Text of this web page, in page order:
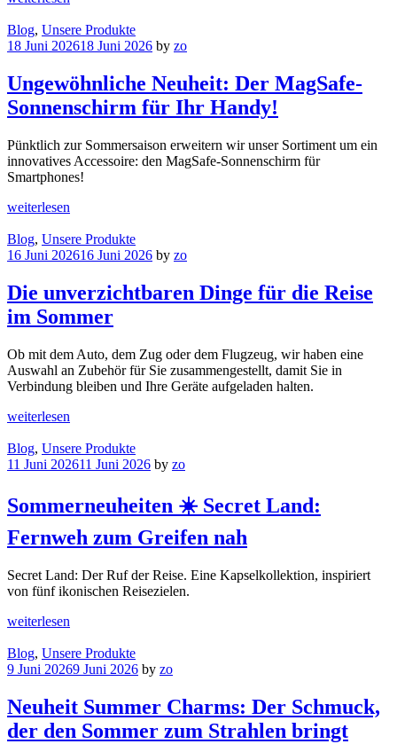
Blog, Unsere Produkte
18 Juni 202618 Juni 2026 by zo
Ungewöhnliche Neuheit: Der MagSafe-
Sonnenschirm für Ihr Handy!
Pünktlich zur Sommersaison erweitern wir unser Sortiment um ein
innovatives Accessoire: den MagSafe-Sonnenschirm für
Smartphones!
weiterlesen
Blog, Unsere Produkte
16 Juni 202616 Juni 2026 by zo
Die unverzichtbaren Dinge für die Reise
im Sommer
Ob mit dem Auto, dem Zug oder dem Flugzeug, wir haben eine
Auswahl an Zubehör für Sie zusammengestellt, damit Sie in
Verbindung bleiben und Ihre Geräte aufgeladen halten.
weiterlesen
Blog, Unsere Produkte
11 Juni 202611 Juni 2026 by zo
Sommerneuheiten ☀️ Secret Land:
Fernweh zum Greifen nah
Secret Land: Der Ruf der Reise. Eine Kapselkollektion, inspiriert
von fünf ikonischen Reisezielen.
weiterlesen
Blog, Unsere Produkte
9 Juni 20269 Juni 2026 by zo
Neuheit Summer Charms: Der Schmuck,
der den Sommer zum Strahlen bringt